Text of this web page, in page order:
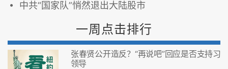
中共“国家队”悄然退出大陆股市
一周点击排行
张春贤公开造反？“再说吧”回应是否支持习
领导